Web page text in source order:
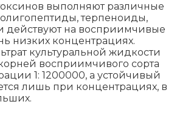
выполняют различные
терпеноиды,
действуют на восприимчивые
низких концентрациях.
культуральной жидкости
восприимчивого сорта
1: 1200000, а устойчивый
лишь при концентрациях, в